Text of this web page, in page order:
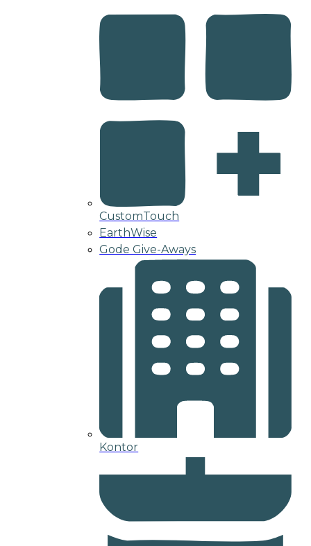
CustomTouch
EarthWise
Gode Give-Aways
Kontor